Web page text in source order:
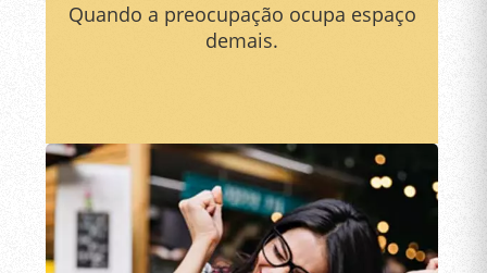
Quando a preocupação ocupa espaço
demais.